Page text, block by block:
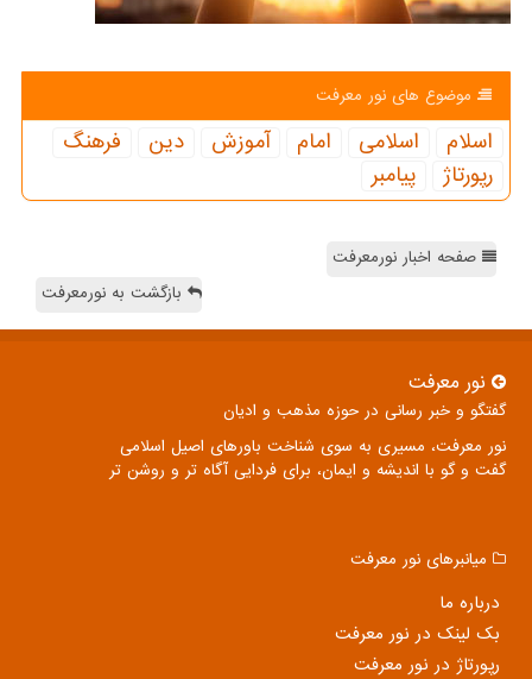
موضوع های نور معرفت
اسلام اسلامی امام آموزش دین
فرهنگ
رپورتاژ
پیامبر
صفحه اخبار نورمعرفت
بازگشت به نورمعرفت
نور معرفت
گفتگو و خبر رسانی در حوزه مذهب و ادیان
نور معرفت، مسیری به سوی شناخت باورهای اصیل اسلامی
گفت و گو با اندیشه و ایمان، برای فردایی آگاه تر و روشن تر
میانبرهای نور معرفت
درباره ما
بک لینک در نور معرفت
رپورتاژ در نور معرفت